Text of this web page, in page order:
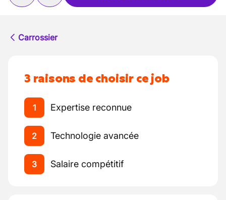
Carrossier
3 raisons de choisir ce job
1 Expertise reconnue
2 Technologie avancée
3 Salaire compétitif